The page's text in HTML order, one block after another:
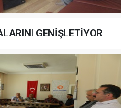
GENİŞLETİYOR